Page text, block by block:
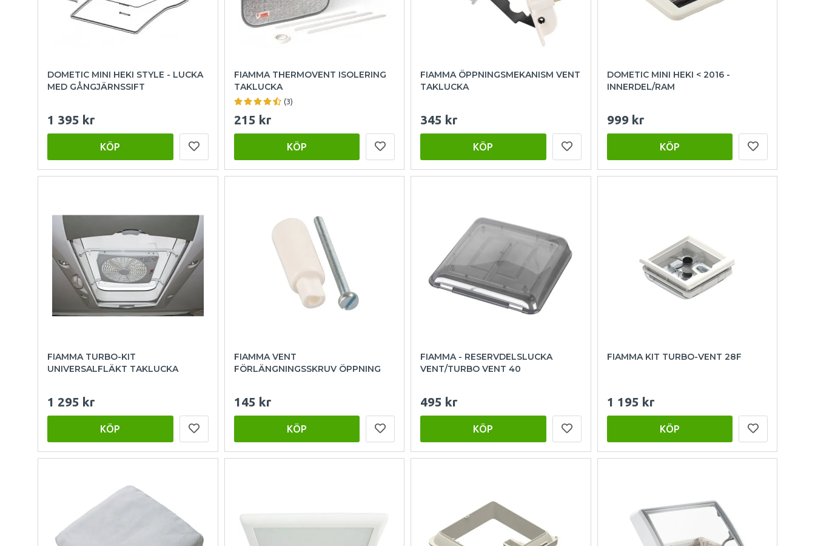
DOMETIC MINI HEKI STYLE - LUCKA
MED GÅNGJÄRNSSIFT
1 395 kr
KÖP
FIAMMA THERMOVENT ISOLERING
TAKLUCKA
(3)
215 kr
KÖP
FIAMMA ÖPPNINGSMEKANISM VENT
TAKLUCKA
345 kr
KÖP
DOMETIC MINI HEKI < 2016 -
INNERDEL/RAM
999 kr
KÖP
FIAMMA TURBO-KIT
UNIVERSALFLÄKT TAKLUCKA
1 295 kr
KÖP
FIAMMA VENT
FÖRLÄNGNINGSSKRUV ÖPPNING
145 kr
KÖP
FIAMMA - RESERVDELSLUCKA
VENT/TURBO VENT 40
495 kr
KÖP
FIAMMA KIT TURBO-VENT 28F
1 195 kr
KÖP